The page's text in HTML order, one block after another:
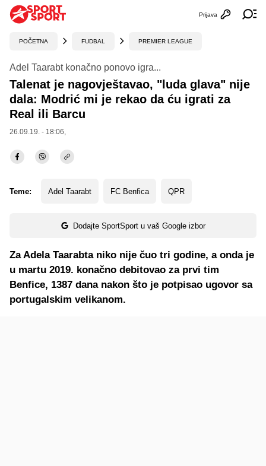
Otvori
Prijava
POČETNA FUDBAL PREMIER LEAGUE
Adel Taarabt konačno ponovo igra...
Talenat je nagovještavao, "luda glava" nije
dala: Modrić mi je rekao da ću igrati za
Real ili Barcu
26.09.19. - 18:06,
Teme: Adel Taarabt FC Benfica QPR
Dodajte SportSport u vaš Google izbor
Za Adela Taarabta niko nije čuo tri godine, a onda je
u martu 2019. konačno debitovao za prvi tim
Benfice, 1387 dana nakon što je potpisao ugovor sa
portugalskim velikanom.